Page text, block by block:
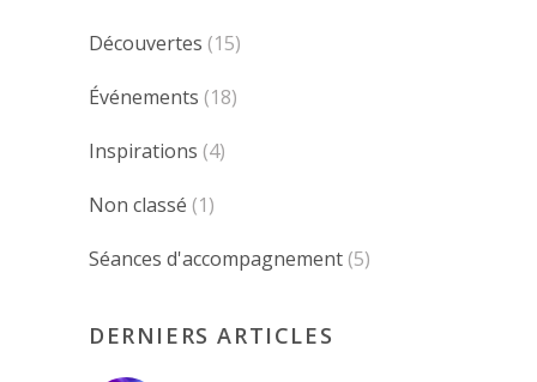
Découvertes (15)
Événements (18)
Inspirations (4)
Non classé (1)
Séances d'accompagnement (5)
DERNIERS ARTICLES